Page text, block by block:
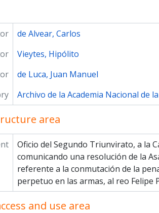
de Alvear, Carlos
Vieytes, Hipólito
de Luca, Juan Manuel
Archivo de la Academia Nacional de
area
Oficio del Segundo Triunvirato, a la
comunicando una resolución de la
referente a la conmutación de la
perpetuo en las armas, al reo Felipe
and use area